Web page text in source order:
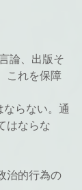
論、出版そ
これを保障
らない。通
はならな
治的行為の